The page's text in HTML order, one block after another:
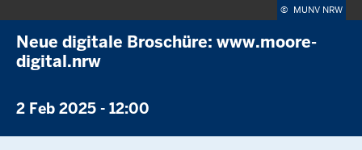
in-
© MUNV NRW
Neue digitale Broschüre: www.moore-
digital.nrw
2 Feb 2025 - 12:00